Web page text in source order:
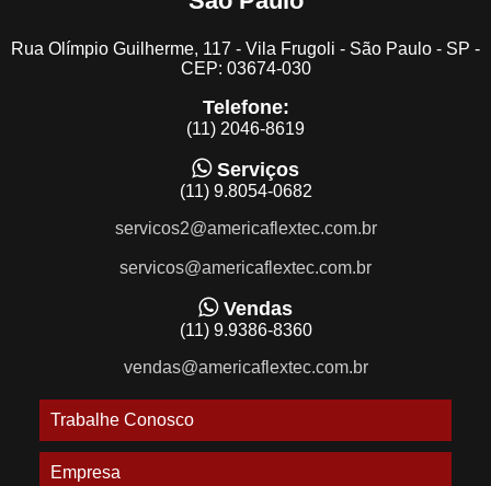
Rua Olímpio Guilherme, 117 - Vila Frugoli - São Paulo - SP -
CEP: 03674-030
Telefone:
(11) 2046-8619
Serviços
(11) 9.8054-0682
servicos2@americaflextec.com.br
servicos@americaflextec.com.br
Vendas
(11) 9.9386-8360
vendas@americaflextec.com.br
Trabalhe Conosco
Empresa